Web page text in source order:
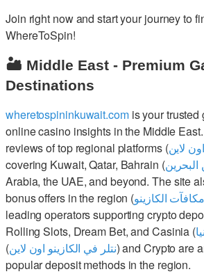
Join right now and start your journey to
WhereToSpin!
🏜️ Middle East - Premium
Destinations
wheretospininkuwait.comis your trusted
online casino insights in the Middle
reviews of top regional platforms (لاين
covering Kuwait, Qatar, Bahrain (البحرين
Arabia, the UAE, and beyond. The site
bonus offers in the region (مكافآت الكازينو
leading operators supporting crypto
Rolling Slots, Dream Bet, and Casinia (
(نتلر في الكازينو اون لاين) and Crypto are
popular deposit methods in the region.